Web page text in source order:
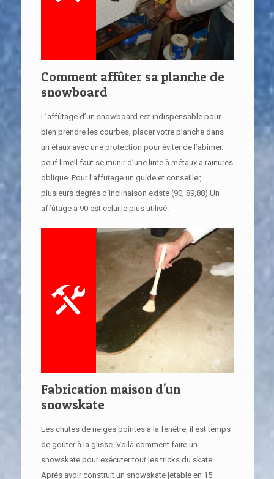
Comment affûter sa planche de
snowboard
L’affûtage d’un snowboard est indispensable pour
bien prendre les courbes, placer votre planche dans
un étaux avec une protection pour éviter de l’abimer.
peuf limeIl faut se munir d’une lime à métaux a rainures
oblique. Pour l’affutage un guide et conseiller,
plusieurs degrés d’inclinaison existe (90, 89,88) Un
affûtage a 90 est celui le plus utilisé.
Fabrication maison d'un
snowskate
Les chutes de neiges pointes à la fenêtre, il est temps
de goûter à la glisse. Voilà comment faire un
snowskate pour exécuter tout les tricks du skate.
Aprés avoir construit un snowskate jetable en 15